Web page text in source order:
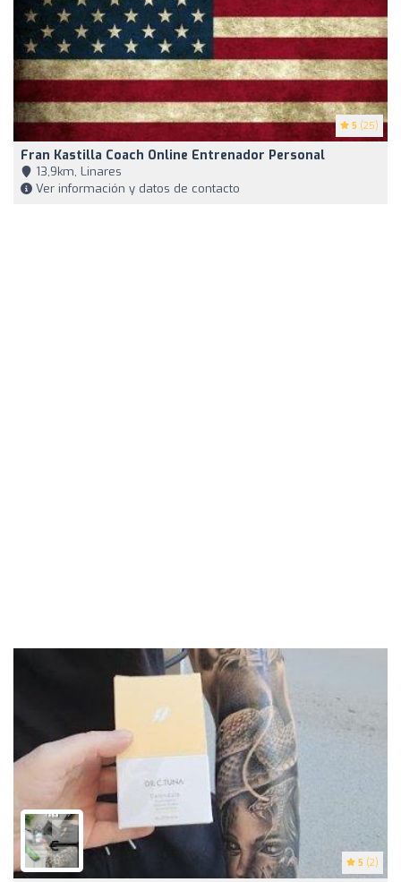
5 (25)
Fran Kastilla Coach Online Entrenador Personal
13,9km, Linares
Ver información y datos de contacto
5 (2)